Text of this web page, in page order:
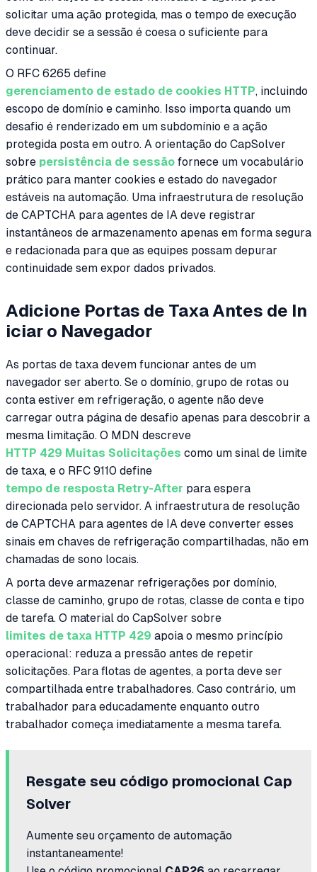
solicitar uma ação protegida, mas o tempo de execução
deve decidir se a sessão é coesa o suficiente para
continuar.
O RFC 6265 define
gerenciamento de estado de cookies HTTP, incluindo
escopo de domínio e caminho. Isso importa quando um
desafio é renderizado em um subdomínio e a ação
protegida posta em outro. A orientação do CapSolver
sobre persistência de sessão fornece um vocabulário
prático para manter cookies e estado do navegador
estáveis na automação. Uma infraestrutura de resolução
de CAPTCHA para agentes de IA deve registrar
instantâneos de armazenamento apenas em forma segura
e redacionada para que as equipes possam depurar
continuidade sem expor dados privados.
Adicione Portas de Taxa Antes de In
iciar o Navegador
As portas de taxa devem funcionar antes de um
navegador ser aberto. Se o domínio, grupo de rotas ou
conta estiver em refrigeração, o agente não deve
carregar outra página de desafio apenas para descobrir a
mesma limitação. O MDN descreve
HTTP 429 Muitas Solicitações como um sinal de limite
de taxa, e o RFC 9110 define
tempo de resposta Retry-After para espera
direcionada pelo servidor. A infraestrutura de resolução
de CAPTCHA para agentes de IA deve converter esses
sinais em chaves de refrigeração compartilhadas, não em
chamadas de sono locais.
A porta deve armazenar refrigerações por domínio,
classe de caminho, grupo de rotas, classe de conta e tipo
de tarefa. O material do CapSolver sobre
limites de taxa HTTP 429 apoia o mesmo princípio
operacional: reduza a pressão antes de repetir
solicitações. Para flotas de agentes, a porta deve ser
compartilhada entre trabalhadores. Caso contrário, um
trabalhador para educadamente enquanto outro
trabalhador começa imediatamente a mesma tarefa.
Resgate seu código promocional Cap
Solver
Aumente seu orçamento de automação
instantaneamente!